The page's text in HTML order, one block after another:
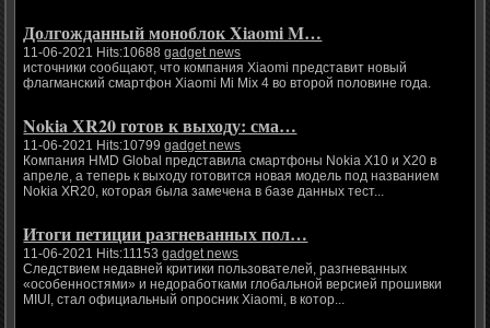
Долгожданный моноблок Xiaomi M…
11-06-2021 Hits:10688gadget news
источники сообщают, что компания Xiaomi представит новый
флагманский смартфон Xiaomi Mi Mix 4 во второй половине года.
Nokia XR20 готов к выходу: сма…
11-06-2021 Hits:10799gadget news
Компания HMD Global представила смартфоны Nokia X10 и X20 в
апреле, а теперь к выходу готовится новая модель под названием
Nokia XR20, которая была замечена в базе данных тест...
Итоги петиции разгневанных пол…
11-06-2021 Hits:11153gadget news
Следствием недавней критики пользователей, разгневанных
«особенностями» и недоработками глобальной версией прошивки
MIUI, стал официальный опросник Xiaomi, в котор...